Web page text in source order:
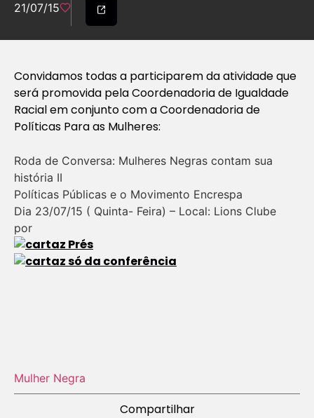
21/07/15
Convidamos todas a participarem da atividade que
será promovida pela Coordenadoria de Igualdade
Racial em conjunto com a Coordenadoria de
Políticas Para as Mulheres:
Roda de Conversa: Mulheres Negras contam sua
história II
Políticas Públicas e o Movimento Encrespa
Dia 23/07/15 ( Quinta- Feira) – Local: Lions Clube
por
Mulher Negra
Compartilhar